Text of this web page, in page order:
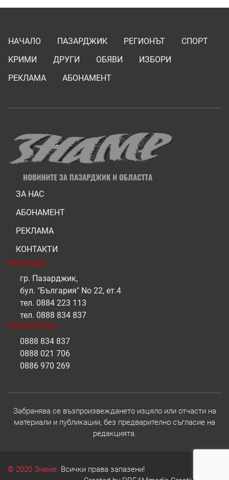
НАЧАЛО ПАЗАРДЖИК РЕГИОНЪТ
СПОРТ
КРИМИ
ДРУГИ ОБЯВИ
ИЗБОРИ
РЕКЛАМА
АБОНАМЕНТ
ЗА НАС
АБОНАМЕНТ
РЕКЛАМА
КОНТАКТИ
РЕКЛАМА
гр. Пазарджик,
бул. "България" No 22, ет.4
тел. 0884 223 113
тел. 0888 834 837
РЕПОРТЕРИ
0888 834 837
0888 021 706
0886 970 269
Забранява се възпроизвеждането изцяло или отчасти на
материали и публикации, без предварително съгласие на
редакцията.
© 2020 Знаме. Всички права запазени!